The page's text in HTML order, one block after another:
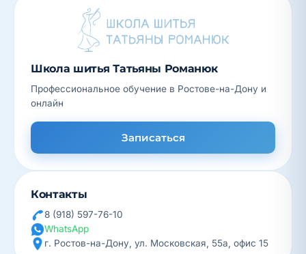
Школа шитья Татьяны Романюк
Профессиональное обучение в Ростове-на-Дону и
онлайн
Записаться
Контакты
8 (918) 597-76-10
WhatsApp
г. Ростов-на-Дону, ул. Московская, 55а, офис 15